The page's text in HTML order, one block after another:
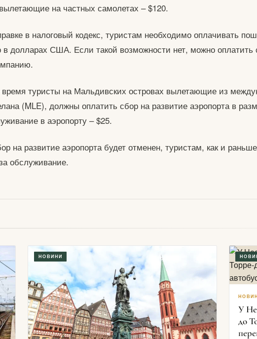
на частных самолетах – $120.
в налоговый кодекс, туристам необходимо оплачивать
в долларах США. Если такой возможности нет, можно оплатить
туристы на Мальдивских островах вылетающие из
(MLE), должны оплатить сбор на развитие аэропорта в
в аэропорту – $25.
на развитие аэропорта будет отменен, туристам, как и
обслуживание.
НОВИНИ
У
до